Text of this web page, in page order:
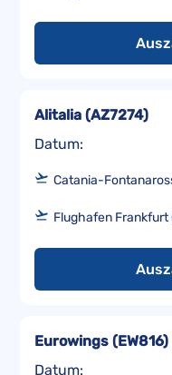
Datum:
Alitalia (AZ7274)
Catania-
Flughafen Frankfurt
Datum:
Eurowings (EW816)